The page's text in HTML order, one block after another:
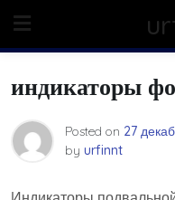
content
индикаторы
Posted on 27
by urfinnt